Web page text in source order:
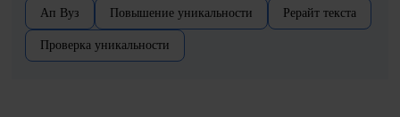
Ап Вуз Повышение уникальности Рерайт текста
Проверка уникальности